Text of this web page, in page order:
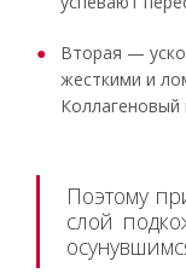
Вторая —
жесткими и
Коллагеновый
Поэтому
слой